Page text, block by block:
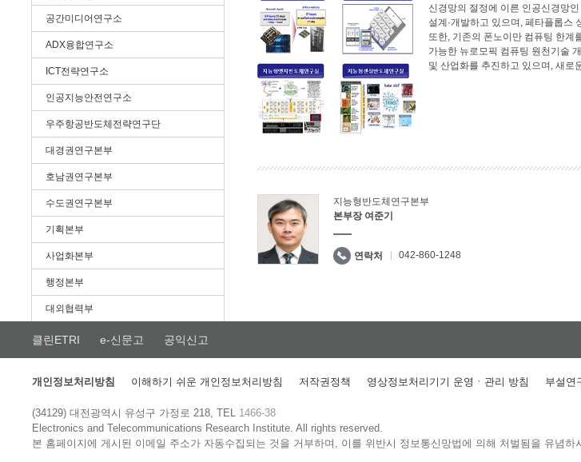
공간미디어연구소
ADX융합연구소
ICT전략연구소
인공지능안전연구소
우주항공반도체전략연구단
대경권연구본부
호남권연구본부
수도권연구본부
기획본부
사업화본부
행정본부
대외협력부
신경망의 절정에 이른 인공신경망
설계·개발하고 있으며, 페타플롭스
또한, 기존의 폰노이만 컴퓨팅 한계
가능한 뉴로모픽 컴퓨팅 원천기술
및 산업화를 추진하고 있으며, 새로
지능형반도체연구본부
본부장 여준기
연락처 042-860-1248
클린ETRI e-신문고 공익신고
개인정보처리방침 이해하기 쉬운 개인정보처리방침 저작권정책 영상정보처리기기 운영ㆍ관리 방침 부설연
(34129) 대전광역시 유성구 가정로 218, TEL 1466-38
Electronics and Telecommunications Research Institute.All rights reserved.
본 홈페이지에 게시된 이메일 주소가 자동수집되는 것을 거부하며, 이를 위반시 정보통신망법에 의해 처벌됨을 유념하